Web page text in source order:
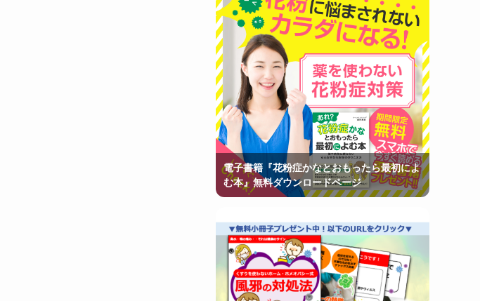
電子書籍『花粉症かなとおもったら最初によ
む本』無料ダウンロードページ